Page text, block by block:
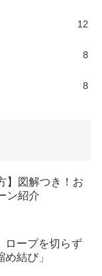
12
8
8
】図解つき！お
ン紹介
ロープを切らず
結び」